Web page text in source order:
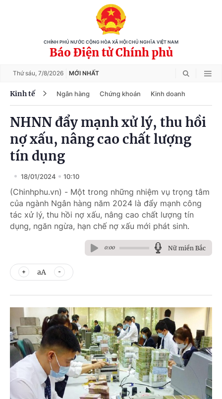
CHÍNH PHỦ NƯỚC CỘNG HÒA XÃ HỘI CHỦ NGHĨA VIỆT NAM
Báo Điện tử Chính phủ
Thứ sáu, 7/8/2026 MỚI NHẤT
Kinh tế Ngân hàng Chứng khoán Kinh doanh
NHNN đẩy mạnh xử lý, thu hồi
nợ xấu, nâng cao chất lượng
tín dụng
18/01/2024 10:10
(Chinhphu.vn) - Một trong những nhiệm vụ trọng tâm
của ngành Ngân hàng năm 2024 là đẩy mạnh công
tác xử lý, thu hồi nợ xấu, nâng cao chất lượng tín
dụng, ngăn ngừa, hạn chế nợ xấu mới phát sinh.
0:00 Nữ miền Bắc
aA